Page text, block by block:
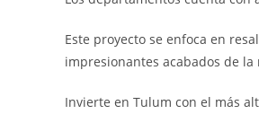
Este proyecto se enfoca en
impresionantes acabados de
Invierte en Tulum con el más